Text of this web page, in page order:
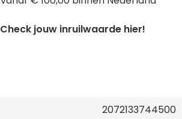
Check jouw inruilwaarde hier!
2072133744500